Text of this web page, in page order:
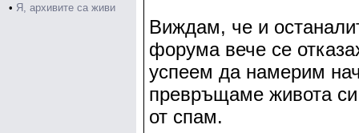
• Я, архивите са живи
Виждам, че и
форума вече се
успеем да намерим
превръщаме живота
от спам.